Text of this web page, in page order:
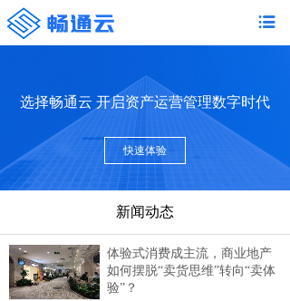
选择畅通云 开启资产运营管理数字时代
快速体验
新闻动态
体验式消费成主流，商业地产
如何摆脱“卖货思维”转向“卖体
验”？